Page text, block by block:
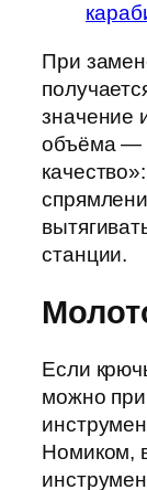
При
значение
объёма —
станции.
Если
можно
Номиком,